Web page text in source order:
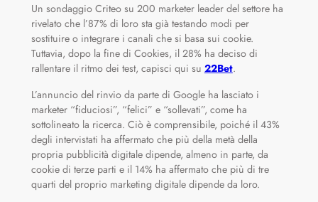
Un sondaggio Criteo su 200 marketer leader del settore ha
rivelato che l’87% di loro sta già testando modi per
sostituire o integrare i canali che si basa sui cookie.
Tuttavia, dopo la fine di Cookies, il 28% ha deciso di
rallentare il ritmo dei test, capisci qui su 22Bet.
L’annuncio del rinvio da parte di Google ha lasciato i
marketer “fiduciosi”, “felici” e “sollevati”, come ha
sottolineato la ricerca. Ciò è comprensibile, poiché il 43%
degli intervistati ha affermato che più della metà della
propria pubblicità digitale dipende, almeno in parte, da
cookie di terze parti e il 14% ha affermato che più di tre
quarti del proprio marketing digitale dipende da loro.